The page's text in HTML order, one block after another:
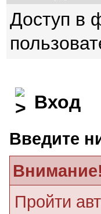
Доступ в
Вход
Введите
Внимание!
Пройти